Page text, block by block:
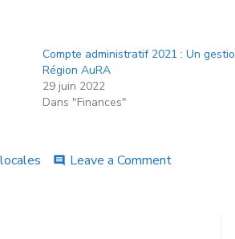
Compte administratif 2021 : Un
Région AuRA
29 juin 2022
Dans "Finances"
comment Leave a Comment